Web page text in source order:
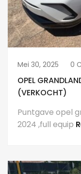
Mei 30, 2025 0
OPEL
(VERKOCHT)
Puntgave opel
2024 ,full equip